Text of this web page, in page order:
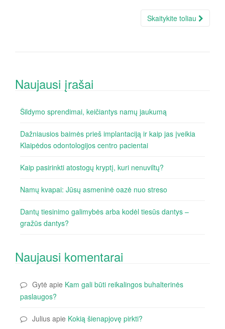
Skaitykite toliau
Naujausi įrašai
Šildymo sprendimai, keičiantys namų jaukumą
Dažniausios baimės prieš implantaciją ir kaip jas įveikia
Klaipėdos odontologijos centro pacientai
Kaip pasirinkti atostogų kryptį, kuri nenuviltų?
Namų kvapai: Jūsų asmeninė oazė nuo streso
Dantų tiesinimo galimybės arba kodėl tiesūs dantys –
gražūs dantys?
Naujausi komentarai
Gytė apie Kam gali būti reikalingos buhalterinės
paslaugos?
Julius apie Kokią šienapjovę pirkti?